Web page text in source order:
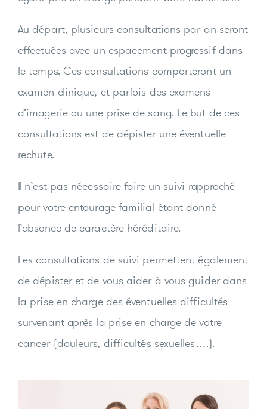
Au départ, plusieurs consultations par an seront
effectuées avec un espacement progressif dans
le temps. Ces consultations comporteront un
examen clinique, et parfois des examens
d’imagerie ou une prise de sang. Le but de ces
consultations est de dépister une éventuelle
rechute.
Il n’est pas nécessaire faire un suivi rapproché
pour votre entourage familial étant donné
l’absence de caractère héréditaire.
Les consultations de suivi permettent également
de dépister et de vous aider à vous guider dans
la prise en charge des éventuelles difficultés
survenant après la prise en charge de votre
cancer (douleurs, difficultés sexuelles….).